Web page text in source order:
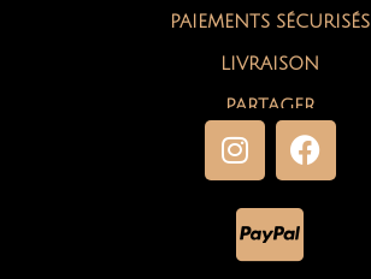
PAIEMENTS SÉCURISÉS
LIVRAISON
PARTAGER